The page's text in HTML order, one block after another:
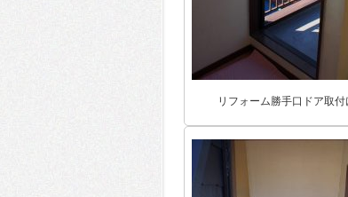
リフォーム勝手口ドア取付